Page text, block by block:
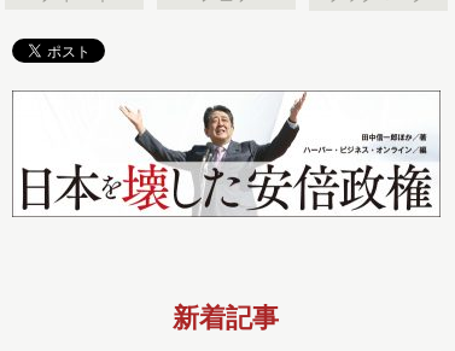
新着記事